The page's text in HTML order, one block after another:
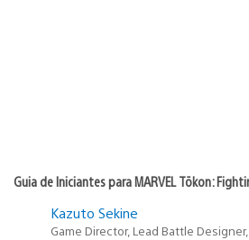
Guia de Iniciantes para MARVEL Tōkon:
Kazuto Sekine
Game Director, Lead Battle